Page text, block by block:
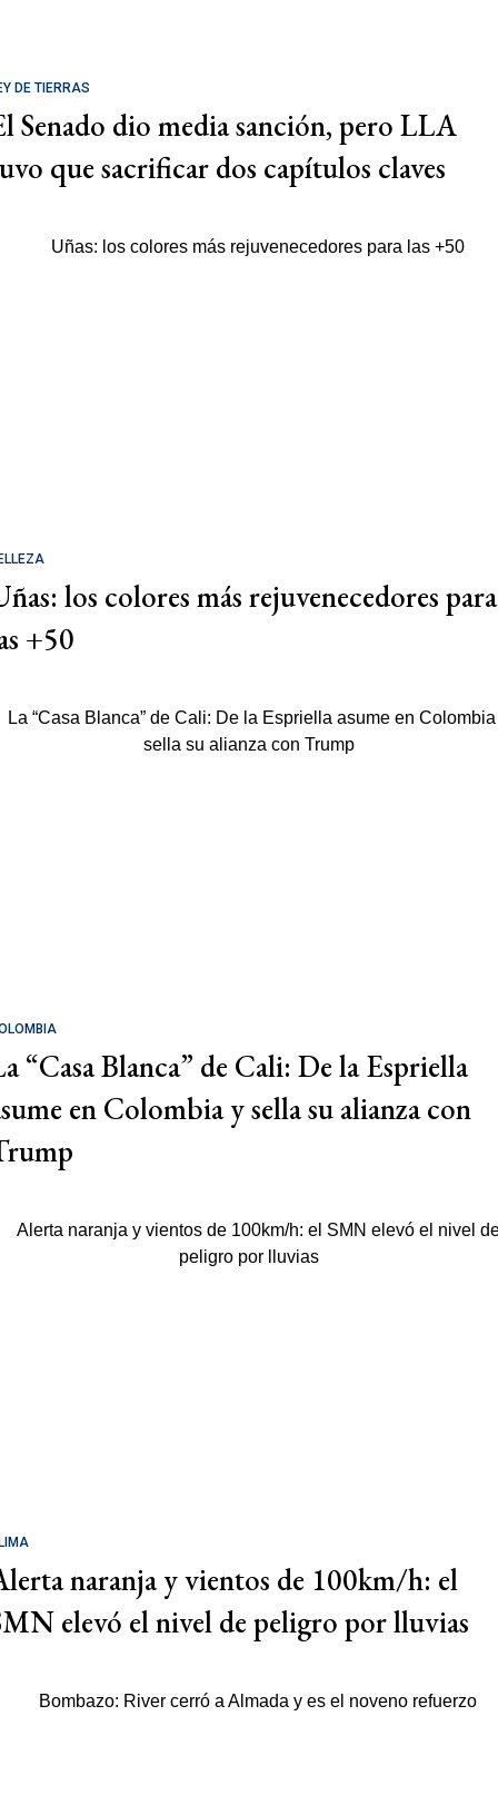
DE TIERRAS
Senado dio media sanción, pero LLA
que sacrificar dos capítulos claves
los colores más rejuvenecedores para
+50
“Casa Blanca” de Cali: De la Espriella
en Colombia y sella su alianza con
naranja y vientos de 100km/h: el
elevó el nivel de peligro por lluvias